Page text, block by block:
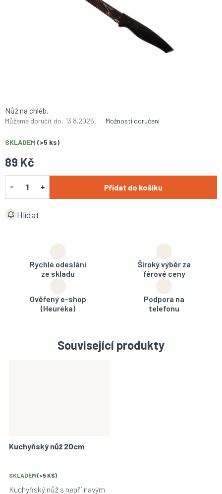
89 Kč
SKLADEM (>5 ks)
Můžeme doručit do: 13.8.2026 Možnosti doručení
Přidat do košíku
Nůž na chléb.
Hlídat
Rychlé odeslání
ze skladu
Široký výběr za
férové ceny
Ověřený e-shop
(Heuréka)
Podpora na
telefonu
Související produkty
Kuchyňský nůž 20cm
SKLADEM (>5 KS)
Kuchyňský nůž s nepřilnavým